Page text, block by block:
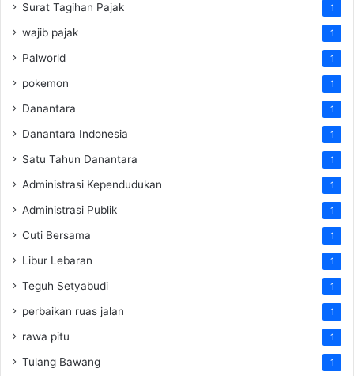
Surat Tagihan Pajak 1
wajib pajak 1
Palworld 1
pokemon 1
Danantara 1
Danantara Indonesia 1
Satu Tahun Danantara 1
Administrasi Kependudukan 1
Administrasi Publik 1
Cuti Bersama 1
Libur Lebaran 1
Teguh Setyabudi 1
perbaikan ruas jalan 1
rawa pitu 1
Tulang Bawang 1